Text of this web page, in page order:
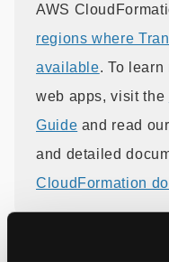
AWS
regions where
available. To learn
web apps, visit the
Guide and read our
and detailed
CloudFormation